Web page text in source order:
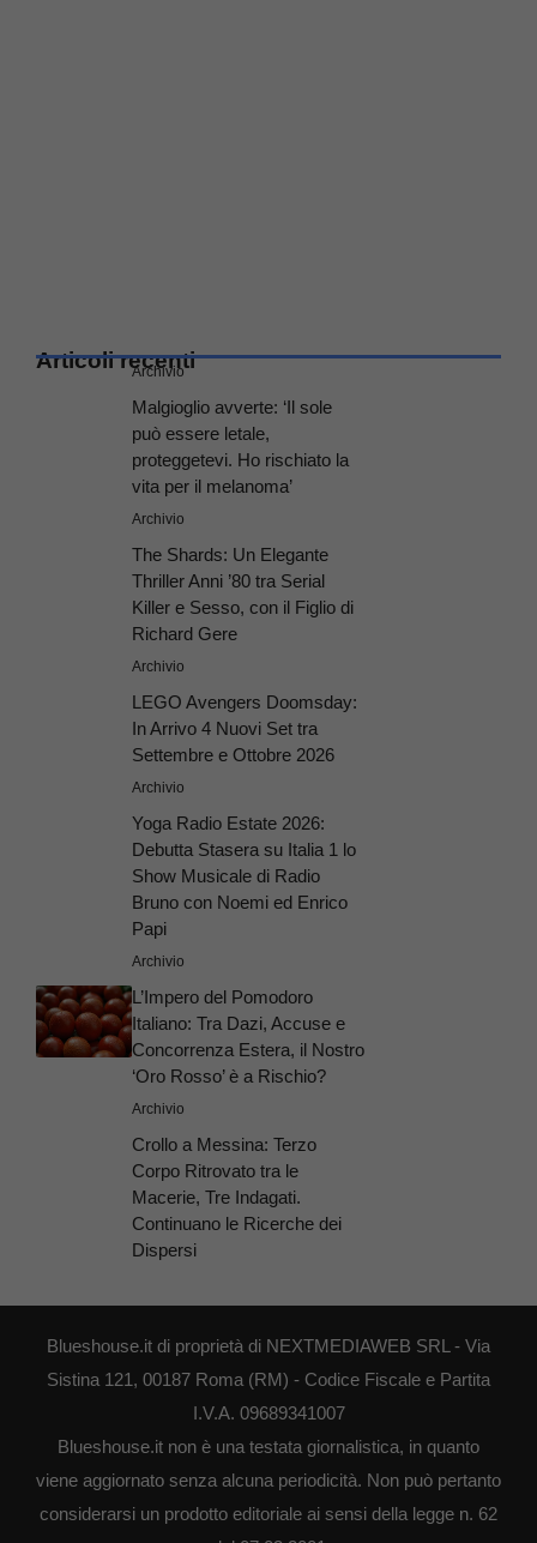
Articoli recenti
Archivio
Malgioglio avverte: ‘Il sole
può essere letale,
proteggetevi. Ho rischiato la
vita per il melanoma’
Archivio
The Shards: Un Elegante
Thriller Anni ’80 tra Serial
Killer e Sesso, con il Figlio di
Richard Gere
Archivio
LEGO Avengers Doomsday:
In Arrivo 4 Nuovi Set tra
Settembre e Ottobre 2026
Archivio
Yoga Radio Estate 2026:
Debutta Stasera su Italia 1 lo
Show Musicale di Radio
Bruno con Noemi ed Enrico
Papi
Archivio
L’Impero del Pomodoro
Italiano: Tra Dazi, Accuse e
Concorrenza Estera, il Nostro
‘Oro Rosso’ è a Rischio?
Archivio
Crollo a Messina: Terzo
Corpo Ritrovato tra le
Macerie, Tre Indagati.
Continuano le Ricerche dei
Dispersi
Blueshouse.it di proprietà di NEXTMEDIAWEB SRL - Via
Sistina 121, 00187 Roma (RM) - Codice Fiscale e Partita
I.V.A. 09689341007
Blueshouse.it non è una testata giornalistica, in quanto
viene aggiornato senza alcuna periodicità. Non può pertanto
considerarsi un prodotto editoriale ai sensi della legge n. 62